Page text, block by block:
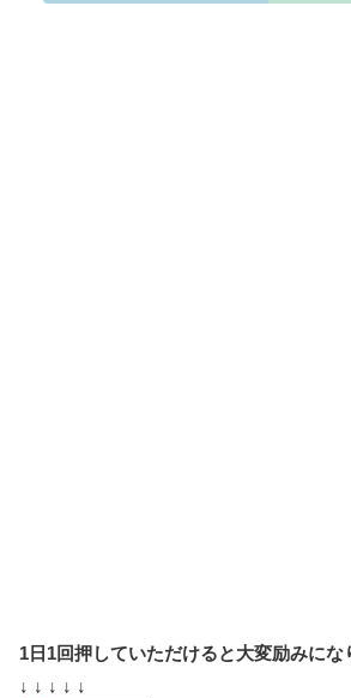
1日1回押していただけると大変励みにな
↓ ↓ ↓ ↓ ↓